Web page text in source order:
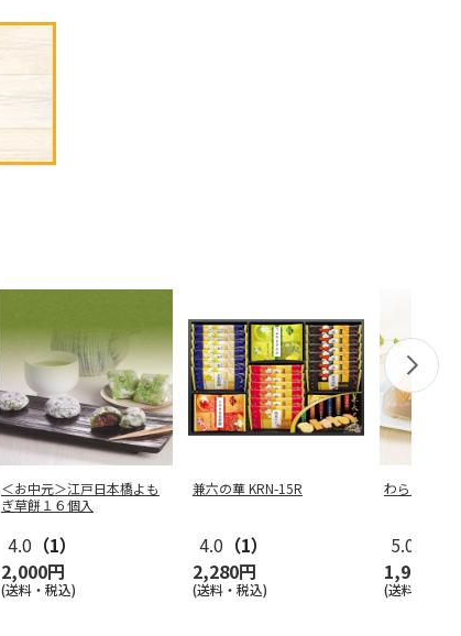
＜お中元＞江戸日本橋よも
ぎ草餅１６個入
4.0 （1）
2,000円
(送料・税込)
兼六の華 KRN-15R
4.0 （1）
2,280円
(送料・税込)
わらびもち
5.0
1,900円
(送料・税込)